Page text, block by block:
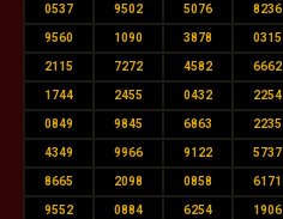
0537 9502 5076 8236
9560 1090 3878 0315
2115 7272 4582 6662
1744 2455 0432 2254
0849 9845 6863 2235
4349 9966 9122 5737
8665 2098 0858 6171
9552 0884 6254 1906